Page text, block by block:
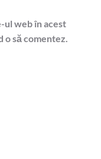
ul web în acest
o să comentez.